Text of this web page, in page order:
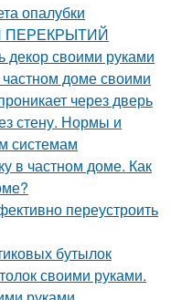
опалубки
ПЕРЕКРЫТИЙ
декор своими руками
доме своими
через дверь
стену. Нормы и
системам
в частном доме. Как
переустроить
бутылок
своими руками.